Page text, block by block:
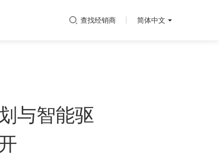
查找经销商 简体中文
与智能驱